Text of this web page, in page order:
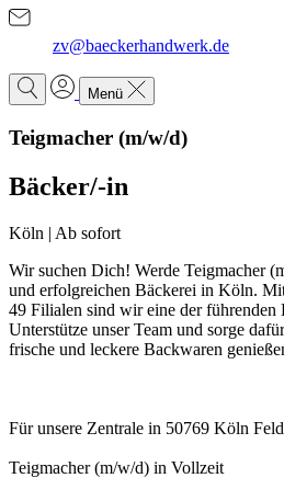
zv@baeckerhandwerk.de
Menü
Teigmacher (m/w/d)
Bäcker/-in
Köln | Ab sofort
Wir suchen Dich! Werde Teigmacher
und erfolgreichen Bäckerei in Köln.
49 Filialen sind wir eine der führenden
Unterstütze unser Team und sorge
frische und leckere Backwaren
Für unsere Zentrale in 50769 Köln
Teigmacher (m/w/d) in Vollzeit